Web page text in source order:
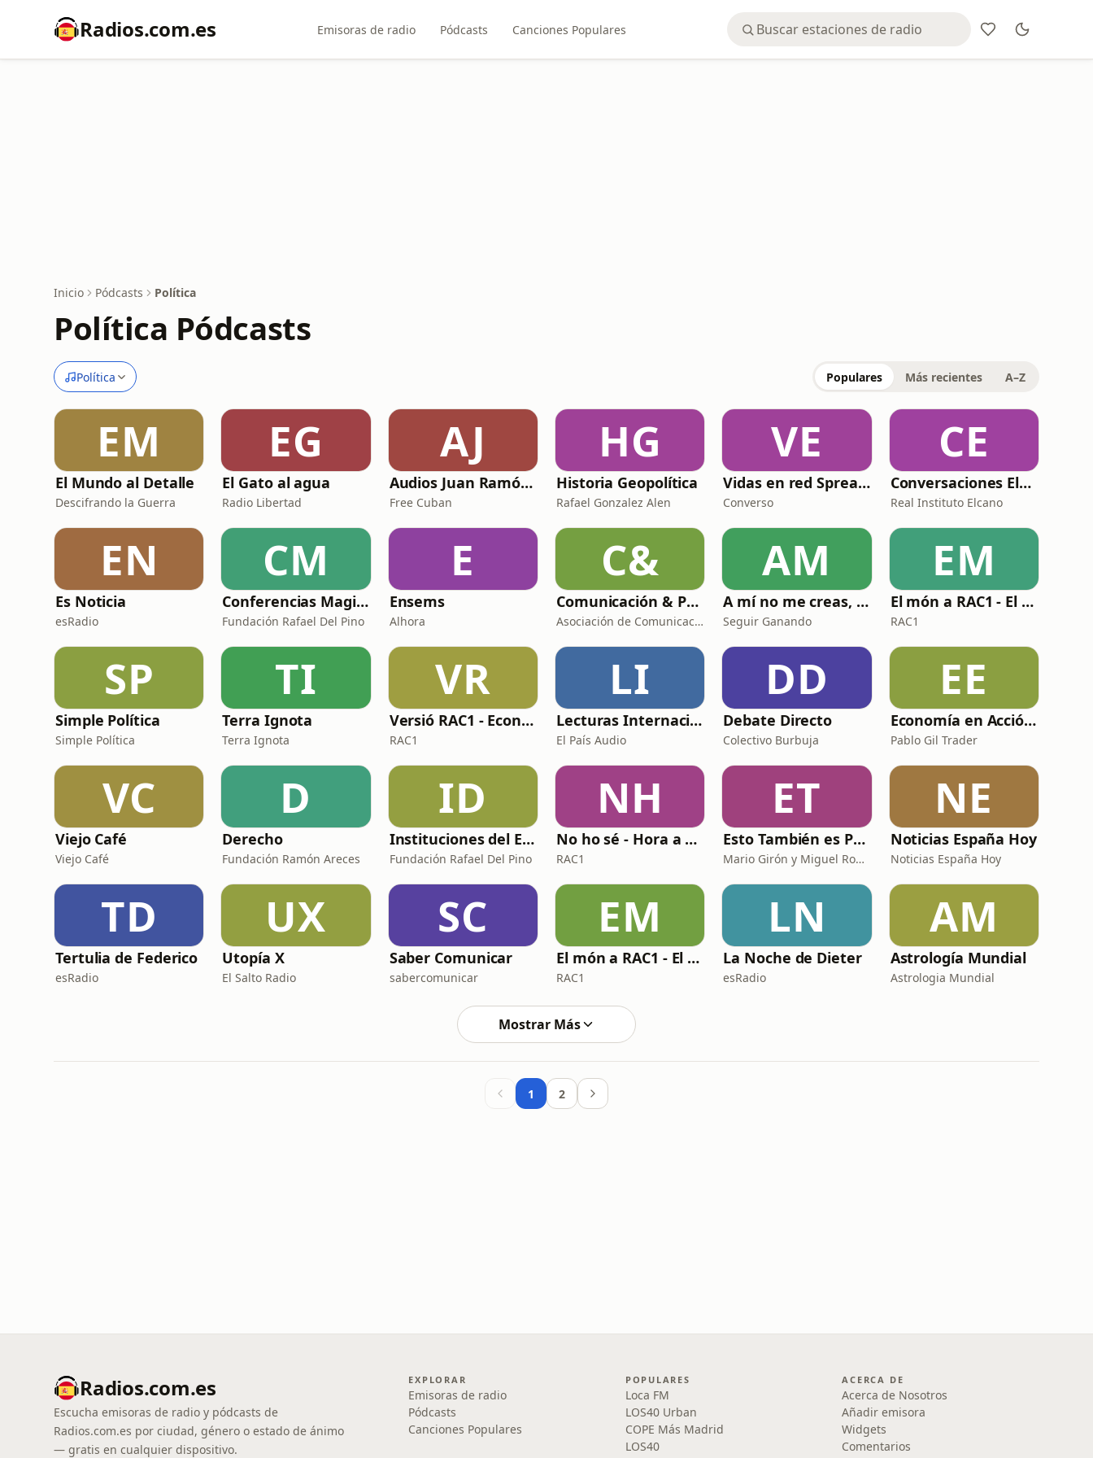
Radios.com.es Emisoras de radio Pódcasts Canciones Populares
Inicio Pódcasts Política
Política Pódcasts
Política Populares Más recientes A–Z
EM
El Mundo al Detalle
Descifrando la Guerra
EG
El Gato al agua
Radio Libertad
AJ
Audios Juan Ramón Rallo
Free Cuban
HG
Historia Geopolítica
Rafael Gonzalez Alen
VE
Vidas en red Spreaker
Converso
CE
Conversaciones Elcano
Real Instituto Elcano
EN
Es Noticia
esRadio
CM
Conferencias Magistrales Fundación Rafael del Pino
Fundación Rafael Del Pino
E
Ensems
Alhora
C&
Comunicación & Política
Asociación de Comunicación Política (ACOP)
AM
A mí no me creas, pero...
Seguir Ganando
EM
El món a RAC1 - El davantal
RAC1
SP
Simple Política
Simple Política
TI
Terra Ignota
Terra Ignota
VR
Versió RAC1 - Economia
RAC1
LI
Lecturas Internacionales
El País Audio
DD
Debate Directo
Colectivo Burbuja
EE
Economía en Acción con Pablo Gil
Pablo Gil Trader
VC
Viejo Café
Viejo Café
D
Derecho
Fundación Ramón Areces
ID
Instituciones del Estado Democrático de Derecho
Fundación Rafael Del Pino
NH
No ho sé - Hora a hora
RAC1
ET
Esto También es Política
Mario Girón y Miguel Rodríguez
NE
Noticias España Hoy
Noticias España Hoy
TD
Tertulia de Federico
esRadio
UX
Utopía X
El Salto Radio
SC
Saber Comunicar
sabercomunicar
EM
El món a RAC1 - El perquè de tot plegat
RAC1
LN
La Noche de Dieter
esRadio
AM
Astrología Mundial
Astrologia Mundial
Mostrar Más
1 2
Radios.com.es
Escucha emisoras de radio y pódcasts de
Radios.com.es por ciudad, género o estado de ánimo
— gratis en cualquier dispositivo.
EXPLORAR
Emisoras de radio
Pódcasts
Canciones Populares
POPULARES
Loca FM
LOS40 Urban
COPE Más Madrid
LOS40
ACERCA DE
Acerca de Nosotros
Añadir emisora
Widgets
Comentarios